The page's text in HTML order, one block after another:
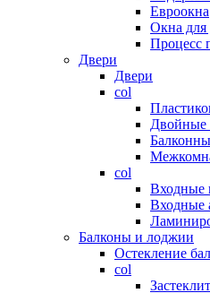
Евроокна
Окна для
Процесс
Двери
Двери
col
Двойные
col
Входные
Входные
Балконы и лоджии
Остекление
col